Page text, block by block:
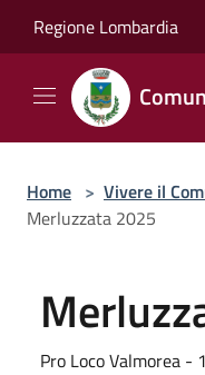
Regione Lombardia
Home > Vivere il
Merluzzata 2025
Pro Loco Valmorea